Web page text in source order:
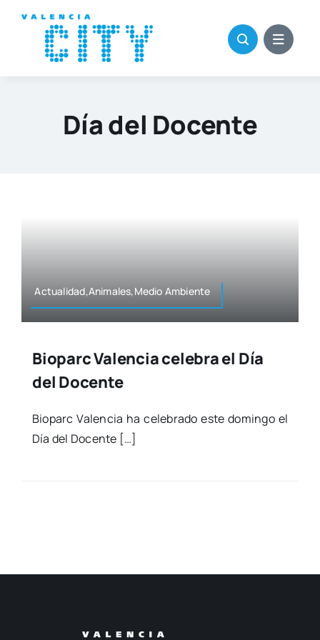
contenido
Día del Docente
Actualidad,Animales,Medio Ambien­te
Bioparc Valencia celebra el Día
del Docente
Bio­parc Valen­cia ha cele­bra­do este domin­go el
Día del Docen­te […]